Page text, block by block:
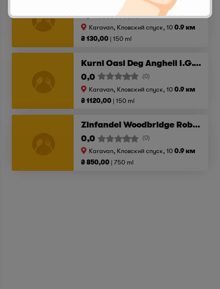
0,0
(0)
Karavan, Кловский спуск, 100.9 км
₴ 130,00
150 ml
Kurni Oasi Deg Angheli I.G.T. 2015
0,0
(0)
Karavan, Кловский спуск, 100.9 км
₴ 1120,00
150 ml
Zinfandel Woodbridge Robert Mondavi 2016
0,0
(0)
Karavan, Кловский спуск, 100.9 км
₴ 850,00
750 ml